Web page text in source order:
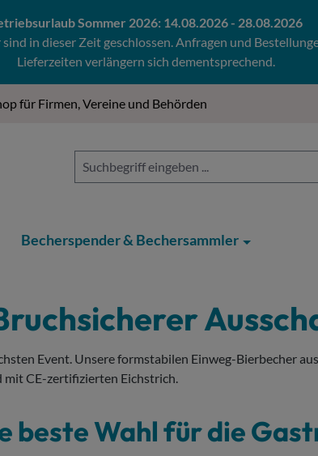
Sommer 2026: 14.08.2026 - 28.08.2026
in dieser Zeit geschlossen. Anfragen und
Lieferzeiten verlängern sich dementsprechend.
für Firmen, Vereine und Behörden
Becherspender & Bechersammler
Event. Unsere formstabilen Einweg-Bierbecher
mit CE-zertifizierten Eichstrich.
beste Wahl für die